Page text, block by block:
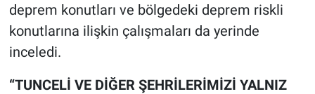
deprem konutları ve bölgedeki deprem riskli
konutlarına ilişkin çalışmaları da yerinde
inceledi.
“TUNCELİ VE DİĞER ŞEHRİLERİMİZİ YALNIZ